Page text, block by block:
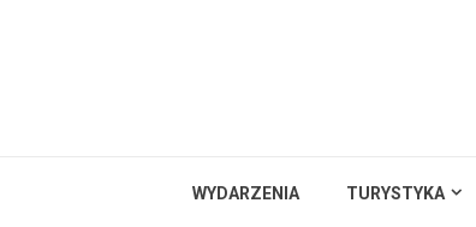
WYDARZENIA TURYSTYKA